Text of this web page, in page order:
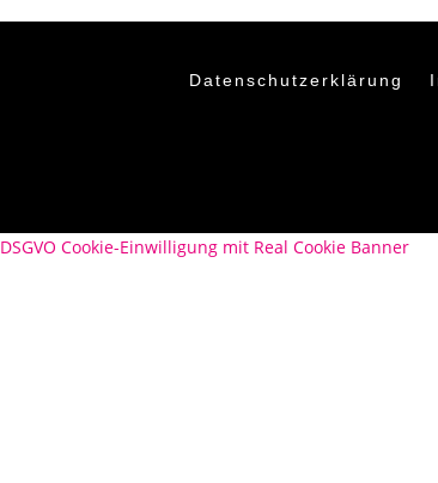
Datenschutzerklärung
DSGVO Cookie-Einwilligung mit Real Cookie Banner